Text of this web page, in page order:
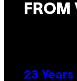
FROM
23